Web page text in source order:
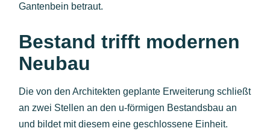
Gantenbein betraut.
Bestand trifft modernen
Neubau
Die von den Architekten geplante Erweiterung schließt
an zwei Stellen an den u-förmigen Bestandsbau an
und bildet mit diesem eine geschlossene Einheit.